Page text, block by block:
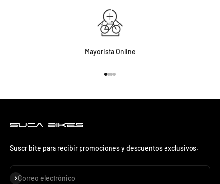
Mayorista Online
Suscribite para recibir promociones y descuentos exclusivos.
Correo electrónico
Suscribirse